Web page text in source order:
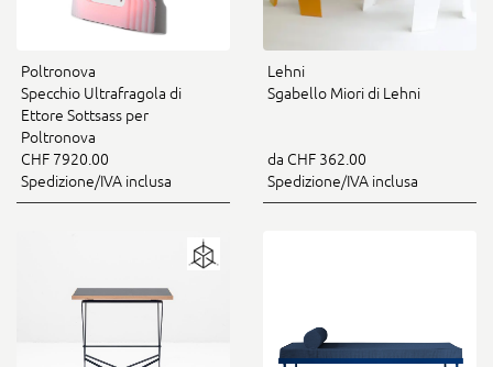
Poltronova
Specchio Ultrafragola di
Ettore Sottsass per
Poltronova
CHF 7920.00
Spedizione/IVA inclusa
Lehni
Sgabello Miori di Lehni
da CHF 362.00
Spedizione/IVA inclusa